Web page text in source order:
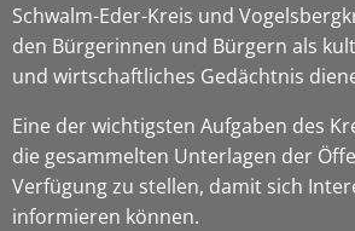
Schwalm-Eder-Kreis und
den Bürgerinnen und Bürgern als
und wirtschaftliches Gedächtnis
Eine der wichtigsten Aufgaben des
die gesammelten Unterlagen der
Verfügung zu stellen, damit sich
informieren können.